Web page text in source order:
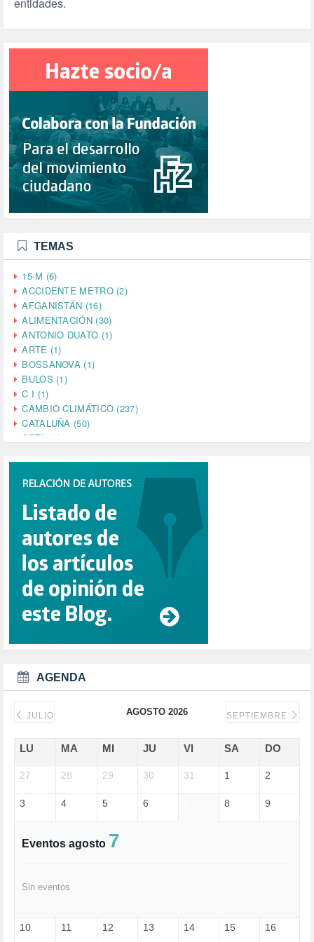
entidades.
TEMAS
15-M (6)
ACCIDENTE METRO (2)
AFGANISTÁN (16)
ALIMENTACIÓN (30)
ANTONIO DUATO (1)
ARTE (1)
BOSSANOVA (1)
BULOS (1)
C I (1)
CAMBIO CLIMÁTICO (237)
CATALUÑA (50)
CETA (2)
CINE (35)
COMPROMISO (2)
CONFERENCIA (1)
CONSUMO (1)
CORONAVIRUS (155)
CORRUPCIÓN (215)
CULTURA (704)
DANA (78)
DD.HH. (1)
DEMOCRACIA (1)
DEMOCRAIA (1)
DEPORTES (2)
DERECHOS SOCIALES (739)
DONALD TRUMP (81)
EDGAR MORIN (1)
EMIGRACIÓN (4)
ESPECULACIÓN (2)
FELICIDAD (1)
FRANCISCO (5)
GUERRA (133)
AGENDA
JULIO AGOSTO 2026 SEPTIEMBRE
LU MA MI JU VI SA DO
27 28 29 30 31 1 2
3 4 5 6 8 9
Eventos agosto 7
Sin eventos
10 11 12 13 14 15 16